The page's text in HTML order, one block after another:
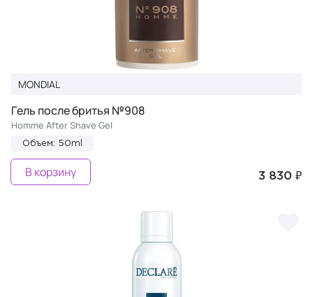
MONDIAL
Гель после бритья №908
Homme After Shave Gel
Объем: 50ml
3 830 ₽
В корзину